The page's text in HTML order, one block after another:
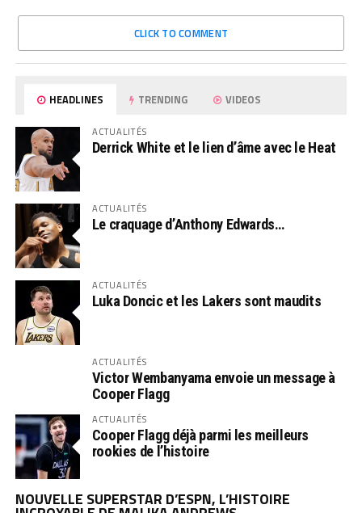
CLICK TO COMMENT
HEADLINES TRENDING VIDEOS
ACTUALITÉS
Derrick White et le lien d’âme avec le Heat
ACTUALITÉS
Le craquage d’Anthony Edwards…
ACTUALITÉS
Luka Doncic et les Lakers sont maudits
ACTUALITÉS
Victor Wembanyama envoie un message à
Cooper Flagg
ACTUALITÉS
Cooper Flagg déjà parmi les meilleurs
rookies de l’histoire
NOUVELLE SUPERSTAR D’ESPN, L’HISTOIRE